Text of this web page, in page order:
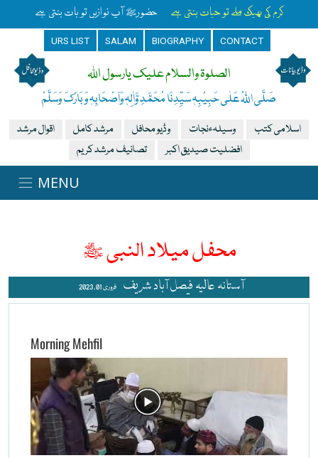
کرم کی بھیک ملے تو حیات بنتی ہے حضورﷺ آپ نوازیں تو بات بنتی ہے
URS LIST SALAM BIOGRAPHY CONTACT
الصلوۃ والسلام علیک یارسول اللہ
صَلَّی اللہُ عَلٰی حَبِیْبِہٖ سَیِّدِنَا مُحَمَّدِ وَّاٰلِہٖ وَاَصْحَابِہٖ وَبَارَکَ وَسَلَّمْ
اقوال مرشد مرشد کامل وڈیو محافل وسیلہءنجات
اسلامی کتب
تصانیف مرشد کریم
افضلیت صیدیق اکبر
محفل میلاد النبی ﷺ
فروری 01 , 2023 آستانہ عالیہ فیصل آباد شریف
Morning Mehfil